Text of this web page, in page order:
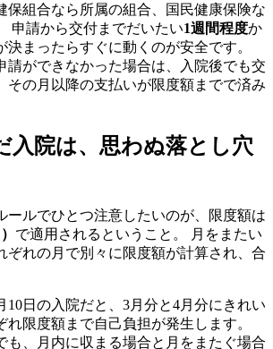
保組合なら所属の組合、国民健康保険な
申請から交付までだいたい1週間程度か
決まったらすぐに動くのが安全です。
請ができなかった場合は、入院後でも交
その月以降の支払いが限度額までで済み
入院は、思わぬ落とし穴
ールでひとつ注意したいのが、限度額は
で適用されるということ。 月をまたい
ぞれの月で別々に限度額が計算され、合
10日の入院だと、3月分と4月分にきれい
れ限度額まで自己負担が発生します。
も、月内に収まる場合と月をまたぐ場合